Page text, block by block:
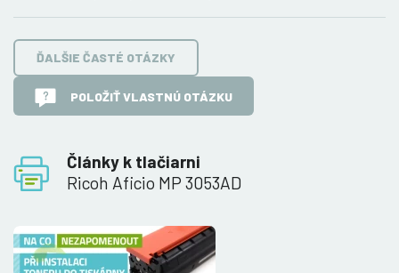
Články k tlačiarni
Ricoh Aficio MP 3053AD
ĎALŠIE ČASTÉ OTÁZKY
POLOŽIŤ VLASTNÚ OTÁZKU